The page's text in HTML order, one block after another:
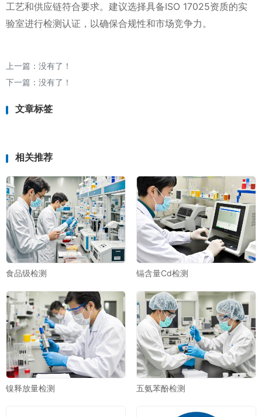
工艺和供应链符合要求。建议选择具备ISO 17025资质的实
验室进行检测认证，以确保合规性和市场竞争力。
上一篇：没有了！
下一篇：没有了！
文章标签
相关推荐
食品级检测 镉含量Cd检测
镍释放量检测 五氨苯酚检测